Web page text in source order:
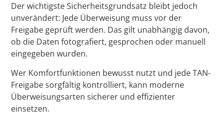
Der wichtigste Sicherheitsgrundsatz bleibt jedoch
unverändert: Jede Überweisung muss vor der
Freigabe geprüft werden. Das gilt unabhängig davon,
ob die Daten fotografiert, gesprochen oder manuell
eingegeben wurden.
Wer Komfortfunktionen bewusst nutzt und jede TAN-
Freigabe sorgfältig kontrolliert, kann moderne
Überweisungsarten sicherer und effizienter
einsetzen.